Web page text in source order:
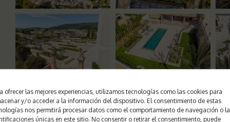
ofrecer las mejores experiencias, utilizamos tecnologías como las cookies para
y/o acceder a la información del dispositivo. El consentimiento de estas
nos permitirá procesar datos como el comportamiento de navegación o
únicas en este sitio. No consentir o retirar el consentimiento, puede